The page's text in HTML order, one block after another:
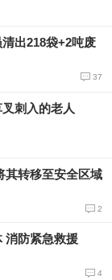
出218袋+2吨废
37
刺入的老人
其转移至安全区域
2
消防紧急救援
4